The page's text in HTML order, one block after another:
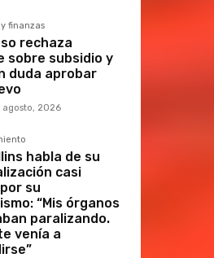
finanzas
rechaza
sobre subsidio y
duda aprobar
agosto, 2026
habla de su
casi
su
“Mis órganos
paralizando.
venía a